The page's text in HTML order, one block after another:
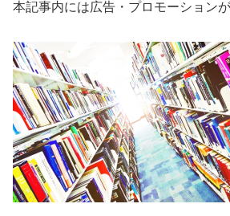
本記事内には広告・プロモーションが